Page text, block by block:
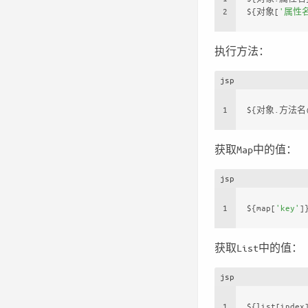
2
${对象[ '属性
执行方法：
jsp
1 ${对象.方法
获取Map中的值：
jsp
1 ${map[ 'key' ]}
获取List中的值：
jsp